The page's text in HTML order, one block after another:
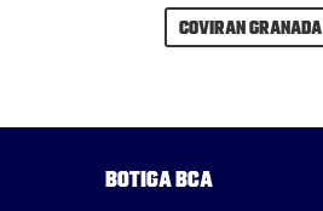
Coviran Granada
Botiga BCA